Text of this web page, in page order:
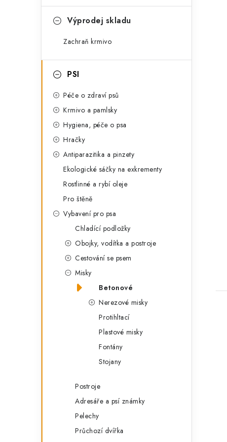
l
o
Výprodej skladu
Zachraň krmivo
PSI
Péče o zdraví psů
Krmivo a pamlsky
Hygiena, péče o psa
Hračky
Antiparazitika a pinzety
Ekologické sáčky na exkrementy
Rostlinné a rybí oleje
Pro štěně
Vybavení pro psa
Chladící podložky
Obojky, vodítka a postroje
Cestování se psem
Misky
Betonové
Nerezové misky
Protihltací
Plastové misky
Fontány
Stojany
Postroje
Adresáře a psí známky
Pelechy
Průchozí dvířka